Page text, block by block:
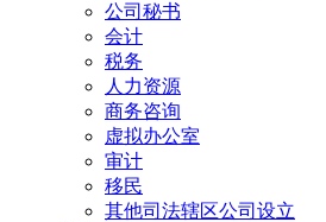
公司秘书
会计
税务
人力资源
商务咨询
虚拟办公室
审计
移民
其他司法辖区公司设立